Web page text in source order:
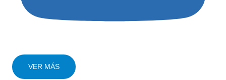
VER MÁS